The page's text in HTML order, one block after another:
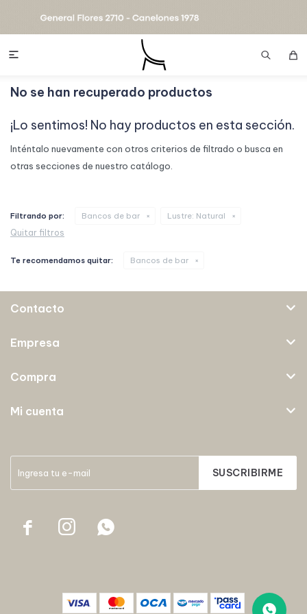

No se han recuperado productos
¡Lo sentimos! No hay productos en esta sección.
Inténtalo nuevamente con otros criterios de filtrado o busca en
otras secciones de nuestro catálogo.
Filtrando por: Bancos de bar Lustre: Natural
Quitar filtros
Te recomendamos quitar: Bancos de bar
SUSCRIBIRME
  
Contacto
Empresa
Compra
Mi cuenta